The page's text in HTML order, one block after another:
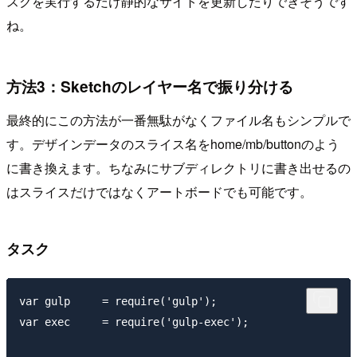
ね。
方法3：Sketchのレイヤー名で振り分ける
最終的にこの方法が一番無駄がなくファイル名もシンプルで
す。デザインデータのスライス名をhome/mb/buttonのよう
に書き換えます。ちなみにサブディレクトリに書き出せるの
はスライスだけではなくアートボードでも可能です。
タスク
var gulp     = require('gulp');
var exec     = require('gulp-exec');